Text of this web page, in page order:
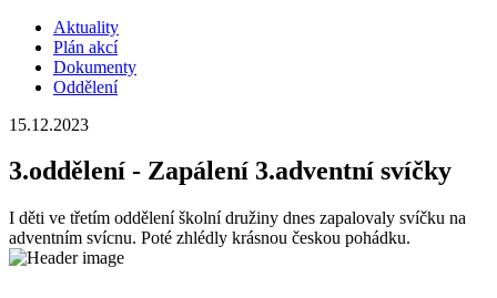
Aktuality
Plán akcí
Dokumenty
Oddělení
15.12.2023
3.oddělení - Zapálení 3.adventní svíčky
I děti ve třetím oddělení školní družiny dnes zapalovaly svíčku na
adventním svícnu. Poté zhlédly krásnou českou pohádku.